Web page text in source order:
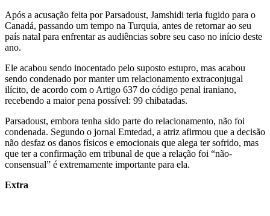
Após a acusação feita por Parsadoust, Jamshidi teria fugido para o
Canadá, passando um tempo na Turquia, antes de retornar ao seu
país natal para enfrentar as audiências sobre seu caso no início deste
ano.
Ele acabou sendo inocentado pelo suposto estupro, mas acabou
sendo condenado por manter um relacionamento extraconjugal
ilícito, de acordo com o Artigo 637 do código penal iraniano,
recebendo a maior pena possível: 99 chibatadas.
Parsadoust, embora tenha sido parte do relacionamento, não foi
condenada. Segundo o jornal Emtedad, a atriz afirmou que a decisão
não desfaz os danos físicos e emocionais que alega ter sofrido, mas
que ter a confirmação em tribunal de que a relação foi “não-
consensual” é extremamente importante para ela.
Extra